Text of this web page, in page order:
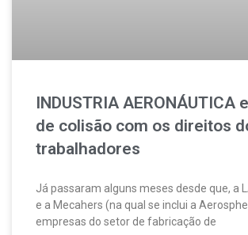
INDUSTRIA AERONÁUTICA
de colisão com os direitos
trabalhadores
Já passaram alguns meses desde que, a
e a Mecahers (na qual se inclui a
empresas do setor de fabricação de